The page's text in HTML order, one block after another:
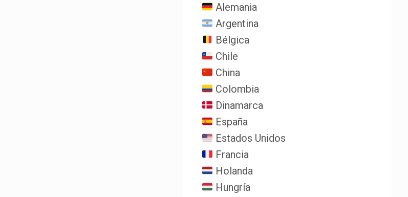
Alemania
Argentina
Bélgica
Chile
China
Colombia
Dinamarca
España
Estados Unidos
Francia
Holanda
Hungría